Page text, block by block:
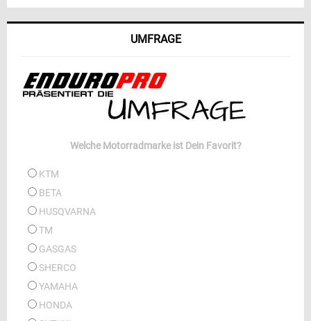
UMFRAGE
Welche Motorradmarke ist Dein Favorit?
KTM
BETA
HUSQVARNA
TM
GASGAS
SHERCO
YAMAHA
HONDA